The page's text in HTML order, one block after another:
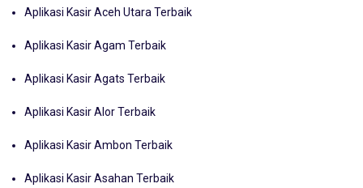
Aplikasi Kasir Aceh Utara Terbaik
Aplikasi Kasir Agam Terbaik
Aplikasi Kasir Agats Terbaik
Aplikasi Kasir Alor Terbaik
Aplikasi Kasir Ambon Terbaik
Aplikasi Kasir Asahan Terbaik